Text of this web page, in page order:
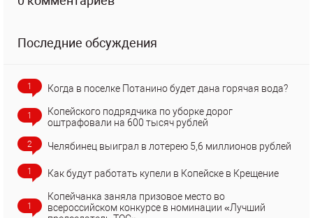
Последние обсуждения
1 Когда в поселке Потанино будет дана горячая вода?
1
Копейского подрядчика по уборке дорог
оштрафовали на 600 тысяч рублей
2 Челябинец выиграл в лотерею 5,6 миллионов рублей
1 Как будут работать купели в Копейске в Крещение
1
Копейчанка заняла призовое место во
всероссийском конкурсе в номинации «Лучший